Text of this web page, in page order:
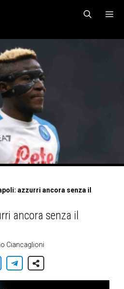
azzurri ancora senza il
ancora senza il
Ciancaglioni